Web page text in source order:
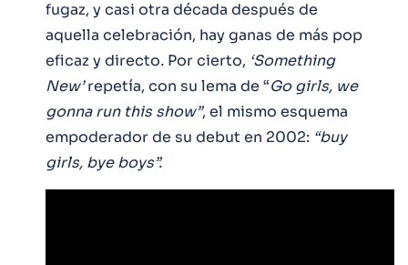
fugaz, y casi otra década después de
aquella celebración, hay ganas de más pop
eficaz y directo. Por cierto, ‘Something
New’repetía, con su lema de “Go girls, we
gonna run this show”, el mismo esquema
empoderador de su debut en 2002: “buy
girls, bye boys”.